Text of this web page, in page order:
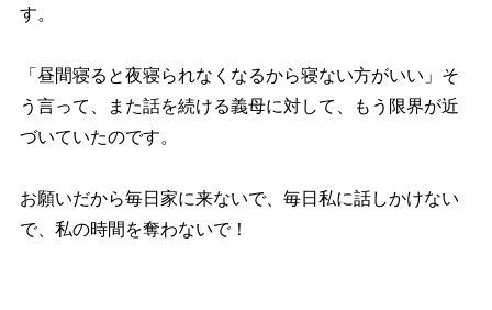
す。
「昼間寝ると夜寝られなくなるから寝ない方がいい」そ
う言って、また話を続ける義母に対して、もう限界が近
づいていたのです。
お願いだから毎日家に来ないで、毎日私に話しかけない
で、私の時間を奪わないで！